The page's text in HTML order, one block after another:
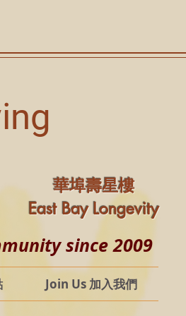
華埠壽星樓
East Bay Longevity
since 2009
Join Us 加入我們